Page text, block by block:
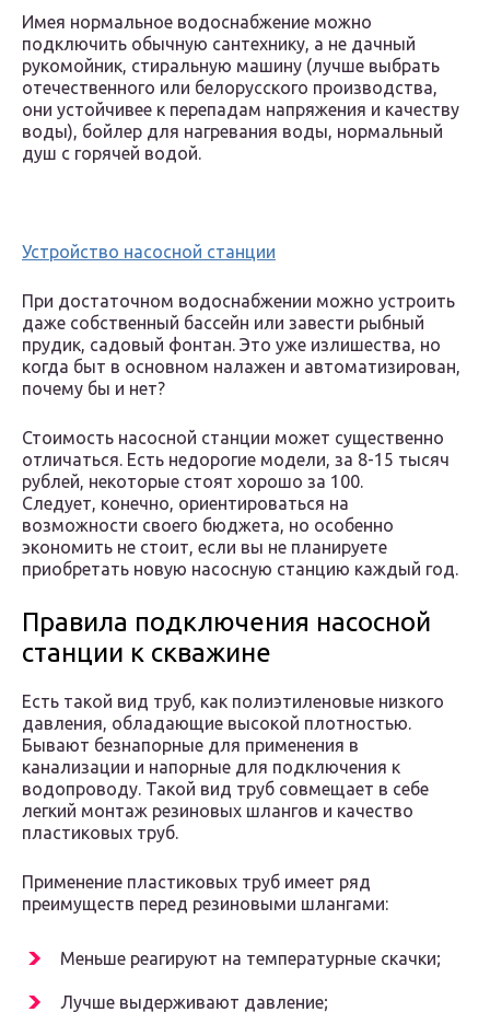
Имея нормальное водоснабжение можно
подключить обычную сантехнику, а не дачный
рукомойник, стиральную машину (лучше выбрать
отечественного или белорусского производства,
они устойчивее к перепадам напряжения и качеству
воды), бойлер для нагревания воды, нормальный
душ с горячей водой.
Устройство насосной станции
При достаточном водоснабжении можно устроить
даже собственный бассейн или завести рыбный
прудик, садовый фонтан. Это уже излишества, но
когда быт в основном налажен и автоматизирован,
почему бы и нет?
Стоимость насосной станции может существенно
отличаться. Есть недорогие модели, за 8-15 тысяч
рублей, некоторые стоят хорошо за 100.
Следует, конечно, ориентироваться на
возможности своего бюджета, но особенно
экономить не стоит, если вы не планируете
приобретать новую насосную станцию каждый год.
Правила подключения насосной
станции к скважине
Есть такой вид труб, как полиэтиленовые низкого
давления, обладающие высокой плотностью.
Бывают безнапорные для применения в
канализации и напорные для подключения к
водопроводу. Такой вид труб совмещает в себе
легкий монтаж резиновых шлангов и качество
пластиковых труб.
Применение пластиковых труб имеет ряд
преимуществ перед резиновыми шлангами:
Меньше реагируют на температурные скачки;
Лучше выдерживают давление;